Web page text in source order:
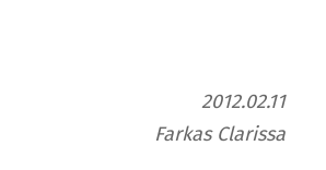
2012.02.11
Farkas Clarissa